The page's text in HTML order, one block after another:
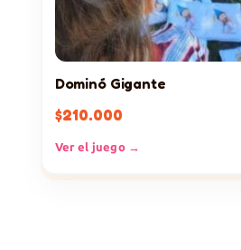
Dominó Gigante
$210.000
Ver el juego →